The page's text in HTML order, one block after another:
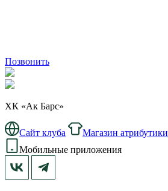
Позвонить
ХК «Ак Барс»
Сайт клуба Магазин атрибутики
Мобильные приложения